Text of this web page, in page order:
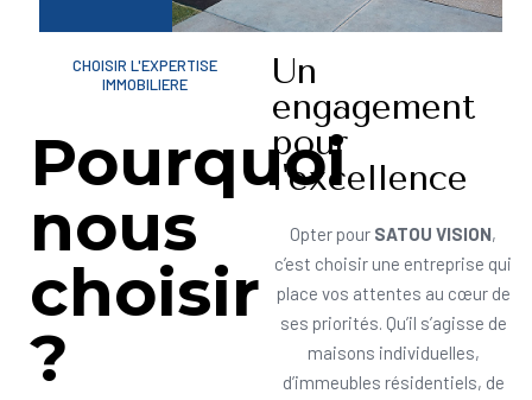
CHOISIR L'EXPERTISE
IMMOBILIERE
Pourquoi
nous
choisir
?
Un
engagement
pour
l'excellence
Opter pour SATOU VISION,
c’est choisir une entreprise qui
place vos attentes au cœur de
ses priorités. Qu’il s’agisse de
maisons individuelles,
d’immeubles résidentiels, de